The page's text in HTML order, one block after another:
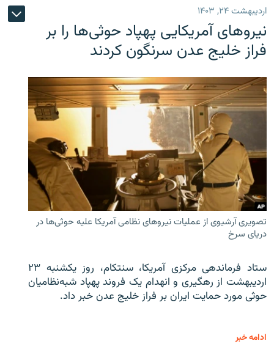
اردیبهشت ۲۴, ۱۴۰۳
نیروهای آمریکایی پهپاد حوثی‌ها را بر
فراز خلیج عدن سرنگون کردند
تصویری آرشیوی از عملیات نیروهای نظامی آمریکا علیه حوثی‌ها در
دریای سرخ
ستاد فرماندهی مرکزی آمریکا، سنتکام، روز یکشنبه ۲۳
اردیبهشت از رهگیری و انهدام یک فروند پهپاد شبه‌نظامیان
حوثی‌ مورد حمایت ایران بر فراز خلیج عدن خبر داد.
ادامه خبر